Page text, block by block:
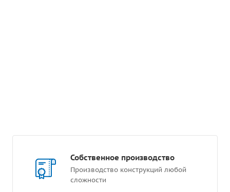
Собственное производство
Производство конструкций любой
сложности